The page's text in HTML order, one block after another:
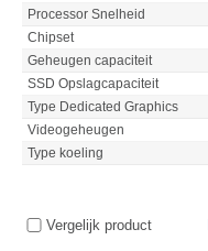
Processor Snelheid
Chipset
Geheugen capaciteit
SSD Opslagcapaciteit
Type Dedicated Graphics
Videogeheugen
Type koeling
Vergelijk product